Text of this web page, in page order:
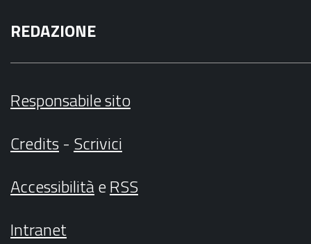
REDAZIONE
Responsabile sito
Credits- Scrivici
AccessibilitàeRSS
Intranet